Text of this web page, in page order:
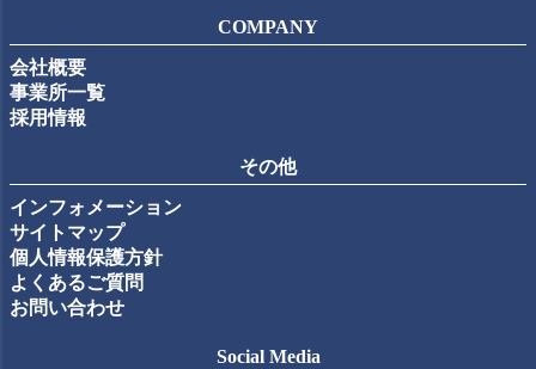
COMPANY
会社概要
事業所一覧
採用情報
その他
インフォメーション
サイトマップ
個人情報保護方針
よくあるご質問
お問い合わせ
Social Media